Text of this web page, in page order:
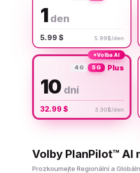
1 den
5.99 $ 5.99$/den
✦Volba AI
4G 5G Plus
10 dní
32.99 $ 3.30$/den
Volby PlanPilot™ AI
Prozkoumejte Regionální a